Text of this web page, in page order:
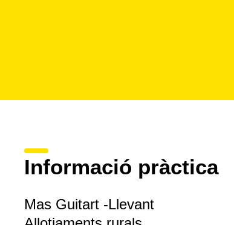
Informació pràctica
Mas Guitart -Llevant